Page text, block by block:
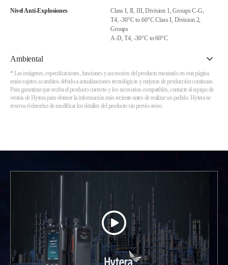
Nivel Anti-Explosiones
Class I, II, III, Division 1, Groups C-G,
T4, -30°C to 60°C Class I, Division 2,
Groups
A-D, T4, -30°C to 60°C
Ambiental
* Las imágenes, especificaciones, funciones y accesorios del producto mostrado en esta página
están sujetos a cambios debido a actualizaciones tecnológicas y mejoras de producción continuas.
Para garantizar que reciba el producto correcto y los accesorios compatibles, contacte al equipo de
ventas de Hytera para obtener la información más reciente antes de realizar un pedido. Hytera se
reserva el derecho de modificar los detalles del producto sin previo aviso.